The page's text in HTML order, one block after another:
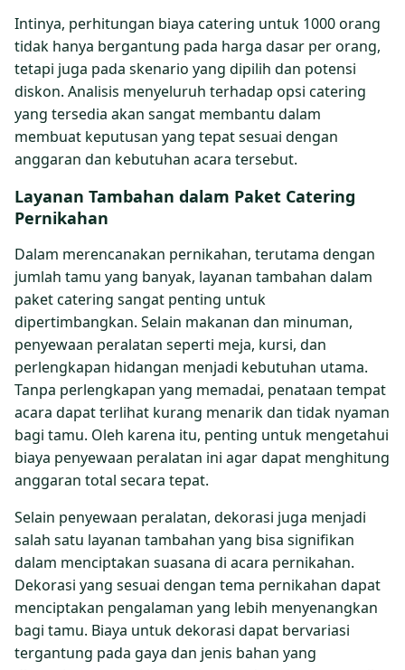
Intinya, perhitungan biaya catering untuk 1000 orang
tidak hanya bergantung pada harga dasar per orang,
tetapi juga pada skenario yang dipilih dan potensi
diskon. Analisis menyeluruh terhadap opsi catering
yang tersedia akan sangat membantu dalam
membuat keputusan yang tepat sesuai dengan
anggaran dan kebutuhan acara tersebut.
Layanan Tambahan dalam Paket Catering
Pernikahan
Dalam merencanakan pernikahan, terutama dengan
jumlah tamu yang banyak, layanan tambahan dalam
paket catering sangat penting untuk
dipertimbangkan. Selain makanan dan minuman,
penyewaan peralatan seperti meja, kursi, dan
perlengkapan hidangan menjadi kebutuhan utama.
Tanpa perlengkapan yang memadai, penataan tempat
acara dapat terlihat kurang menarik dan tidak nyaman
bagi tamu. Oleh karena itu, penting untuk mengetahui
biaya penyewaan peralatan ini agar dapat menghitung
anggaran total secara tepat.
Selain penyewaan peralatan, dekorasi juga menjadi
salah satu layanan tambahan yang bisa signifikan
dalam menciptakan suasana di acara pernikahan.
Dekorasi yang sesuai dengan tema pernikahan dapat
menciptakan pengalaman yang lebih menyenangkan
bagi tamu. Biaya untuk dekorasi dapat bervariasi
tergantung pada gaya dan jenis bahan yang